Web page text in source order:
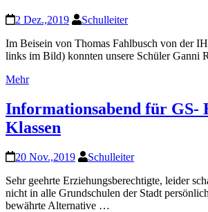
2 Dez.,2019
Schulleiter
Im Beisein von Thomas Fahlbusch von der
links im Bild) konnten unsere Schüler Ganni
Mehr
Informationsabend für GS-
Klassen
20 Nov.,2019
Schulleiter
Sehr geehrte Erziehungsberechtigte, leider
nicht in alle Grundschulen der Stadt
bewährte Alternative …